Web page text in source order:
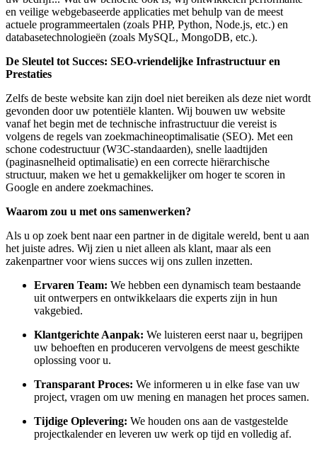
en veilige webgebaseerde applicaties met behulp van de meest
actuele programmeertalen (zoals PHP, Python, Node.js, etc.) en
databasetechnologieën (zoals MySQL, MongoDB, etc.).
De Sleutel tot Succes: SEO-vriendelijke Infrastructuur en
Prestaties
Zelfs de beste website kan zijn doel niet bereiken als deze niet wordt
gevonden door uw potentiële klanten. Wij bouwen uw website
vanaf het begin met de technische infrastructuur die vereist is
volgens de regels van zoekmachineoptimalisatie (SEO). Met een
schone codestructuur (W3C-standaarden), snelle laadtijden
(paginasnelheid optimalisatie) en een correcte hiërarchische
structuur, maken we het u gemakkelijker om hoger te scoren in
Google en andere zoekmachines.
Waarom zou u met ons samenwerken?
Als u op zoek bent naar een partner in de digitale wereld, bent u aan
het juiste adres. Wij zien u niet alleen als klant, maar als een
zakenpartner voor wiens succes wij ons zullen inzetten.
Ervaren Team: We hebben een dynamisch team bestaande
uit ontwerpers en ontwikkelaars die experts zijn in hun
vakgebied.
Klantgerichte Aanpak: We luisteren eerst naar u, begrijpen
uw behoeften en produceren vervolgens de meest geschikte
oplossing voor u.
Transparant Proces: We informeren u in elke fase van uw
project, vragen om uw mening en managen het proces samen.
Tijdige Oplevering: We houden ons aan de vastgestelde
projectkalender en leveren uw werk op tijd en volledig af.